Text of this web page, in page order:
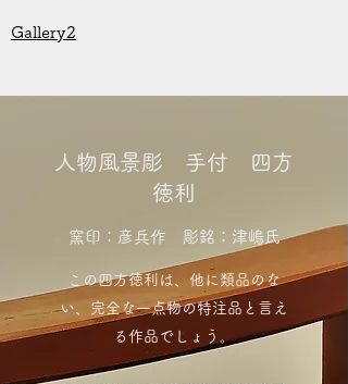
Gallery2
人物風景彫 手付 四方
徳利
窯印：彦兵作 彫銘：津嶋氏
この四方徳利は、他に類品のな
い、完全な一点物の特注品と言え
る作品でしょう。